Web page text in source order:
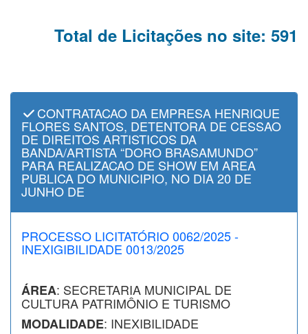
Total de Licitações no site: 591
CONTRATACAO DA EMPRESA HENRIQUE
FLORES SANTOS, DETENTORA DE CESSAO
DE DIREITOS ARTISTICOS DA
BANDA/ARTISTA “DORO BRASAMUNDO”
PARA REALIZACAO DE SHOW EM AREA
PUBLICA DO MUNICIPIO, NO DIA 20 DE
JUNHO DE
PROCESSO LICITATÓRIO 0062/2025 -
INEXIGIBILIDADE 0013/2025
ÁREA: SECRETARIA MUNICIPAL DE
CULTURA PATRIMÔNIO E TURISMO
MODALIDADE: INEXIBILIDADE